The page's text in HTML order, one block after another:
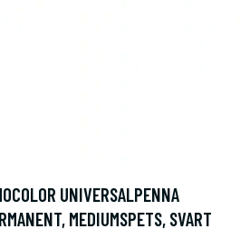
UNIVERSALPENNA
MEDIUMSPETS, SVART